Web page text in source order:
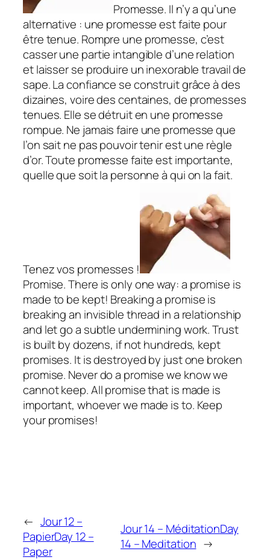
Promesse. Il n’y a qu’une
alternative : une promesse est faite pour
être tenue. Rompre une promesse, c’est
casser une partie intangible d’une relation
et laisser se produire un inexorable travail de
sape. La confiance se construit grâce à des
dizaines, voire des centaines, de promesses
tenues. Elle se détruit en une promesse
rompue. Ne jamais faire une promesse que
l’on sait ne pas pouvoir tenir est une règle
d’or. Toute promesse faite est importante,
quelle que soit la personne à qui on la fait.
Tenez vos promesses !
Promise. There is only one way: a promise is
made to be kept! Breaking a promise is
breaking an invisible thread in a relationship
and let go a subtle undermining work. Trust
is built by dozens, if not hundreds, kept
promises. It is destroyed by just one broken
promise. Never do a promise we know we
cannot keep. All promise that is made is
important, whoever we made is to. Keep
your promises!
← Jour 12 –
PapierDay 12 –
Paper
Jour 14 – MéditationDay
14 – Meditation →